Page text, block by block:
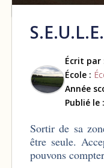
S.E.U.L.E.
Écrit par
École :
Année
Publié le :
Sortir de sa
être seule.
pouvons